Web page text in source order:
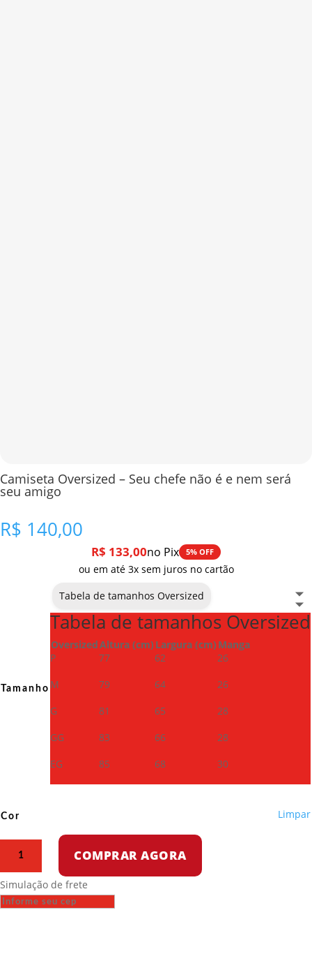
Camiseta Oversized – Seu chefe não é e nem será
seu amigo
R$ 140,00
R$ 133,00no Pix 5% OFF
ou em até 3x sem juros no cartão
Tamanho
Tabela de tamanhos Oversized
Tabela de tamanhos Oversized
OversizedAltura (cm) Largura (cm) Manga
P
77 62
26
M
79 64
26
G
81 65
28
GG
83 66
28
EG
85 68 30
Cor Limpar
Seu
chefe
COMPRAR AGORA
Simulação de frete